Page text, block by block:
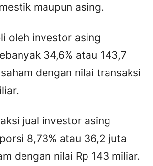
maupun asing.
oleh investor asing
34,6% atau 143,7
dengan nilai transaksi
jual investor asing
8,73% atau 36,2 juta
dengan nilai Rp 143 miliar.